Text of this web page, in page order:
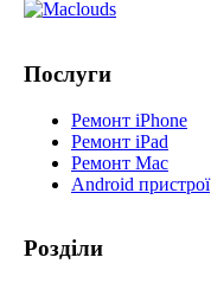
Послуги
Ремонт iPhone
Ремонт iPad
Ремонт Mac
Android пристрої
Розділи